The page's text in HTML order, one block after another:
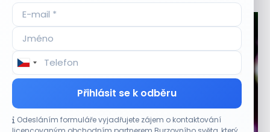
Přihlásit se k odběru
Odesláním formuláře vyjadřujete zájem o kontaktování
CO HÝBE TRHEM